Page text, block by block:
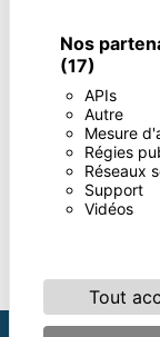
Nos
(17)
APIs
Autre
Mesure
Régies
Réseaux
Support
Vidéos
Tout
** Les données
aux fins de vous
ses sous-traitants.
rectification,
d’opposition, de
du droit
contrôle, ainsi
mortem. Vous
courrier
demandé. Nous
prise de contact
fins probatoire et